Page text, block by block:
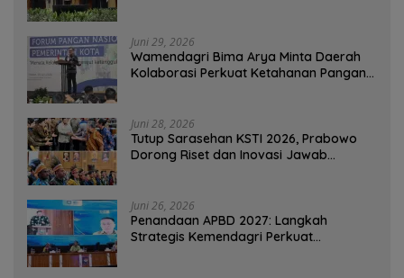
Juni 29, 2026
Wamendagri Bima Arya Minta Daerah
Kolaborasi Perkuat Ketahanan Pangan
Juni 28, 2026
Tutup Sarasehan KSTI 2026, Prabowo
Dorong Riset dan Inovasi Jawab
Juni 26, 2026
Penandaan APBD 2027: Langkah
Strategis Kemendagri Perkuat